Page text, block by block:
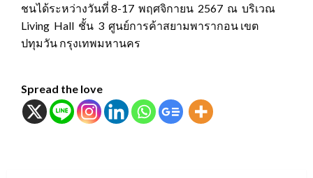
ชนได้ระหว่างวันที่ 8-17 พฤศจิกายน 2567 ณ บริเวณ
Living Hall ชั้น 3 ศูนย์การค้าสยามพารากอน เขต
ปทุมวัน กรุงเทพมหานคร
Spread the love